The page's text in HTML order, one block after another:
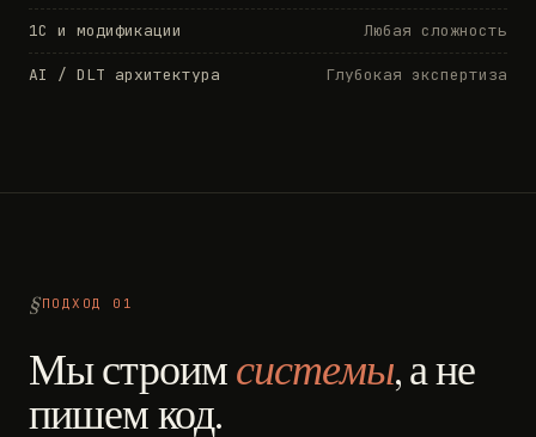
1С и модификации Любая сложность
AI / DLT архитектура Глубокая экспертиза
ПОДХОД 01
Мы строимсистемы, а не
пишем код.